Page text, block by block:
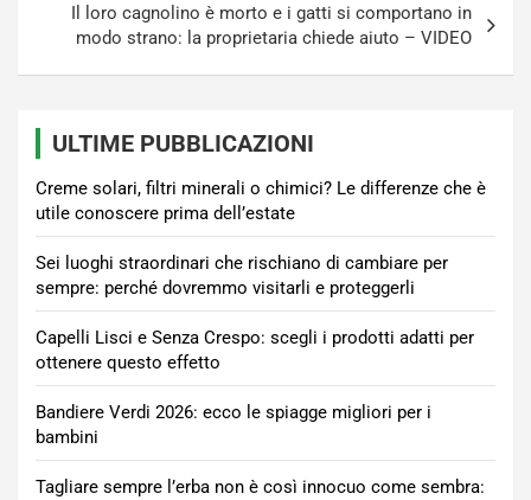
Il loro cagnolino è morto e i gatti si comportano in
modo strano: la proprietaria chiede aiuto – VIDEO
ULTIME PUBBLICAZIONI
Creme solari, filtri minerali o chimici? Le differenze che è
utile conoscere prima dell’estate
Sei luoghi straordinari che rischiano di cambiare per
sempre: perché dovremmo visitarli e proteggerli
Capelli Lisci e Senza Crespo: scegli i prodotti adatti per
ottenere questo effetto
Bandiere Verdi 2026: ecco le spiagge migliori per i
bambini
Tagliare sempre l’erba non è così innocuo come sembra: